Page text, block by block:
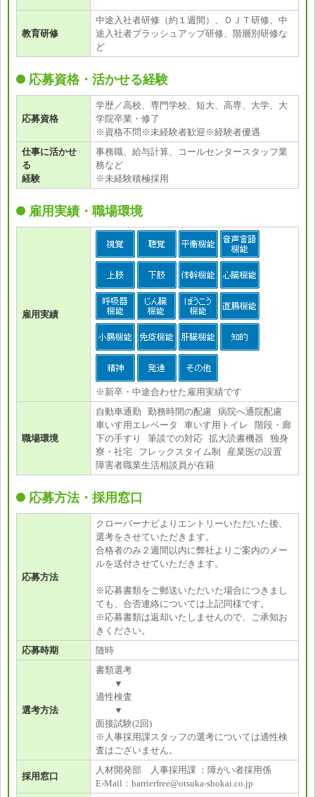
教育研修
中途入社者研修（約１週間）、ＯＪＴ研修、中
途入社者ブラッシュアップ研修、階層別研修な
ど
応募資格・活かせる経験
応募資格
学歴／高校、専門学校、短大、高専、大学、大
学院卒業・修了
※資格不問※未経験者歓迎※経験者優遇
仕事に活かせ
る
経験
事務職、給与計算、コールセンタースタッフ業
務など
※未経験積極採用
雇用実績・職場環境
雇用実績
※新卒・中途合わせた雇用実績です
職場環境
自動車通勤 勤務時間の配慮 病院へ通院配慮
車いす用エレベータ 車いす用トイレ 階段・廊
下の手すり 筆談での対応 拡大読書機器 独身
寮・社宅 フレックスタイム制 産業医の設置
障害者職業生活相談員が在籍
応募方法・採用窓口
応募方法
クローバーナビよりエントリーいただいた後、
選考をさせていただきます。
合格者のみ２週間以内に弊社よりご案内のメー
ルを送付させていただきます。
※応募書類をご郵送いただいた場合につきまし
ても、合否連絡については上記同様です。
※応募書類は返却いたしませんので、ご承知お
きください。
応募時期
随時
選考方法
書類選考
▼
適性検査
▼
面接試験(2回)
※人事採用課スタッフの選考については適性検
査はございません。
採用窓口
人材開発部 人事採用課 ：障がい者採用係
E-Mail：barrierfree@otsuka-shokai.co.jp